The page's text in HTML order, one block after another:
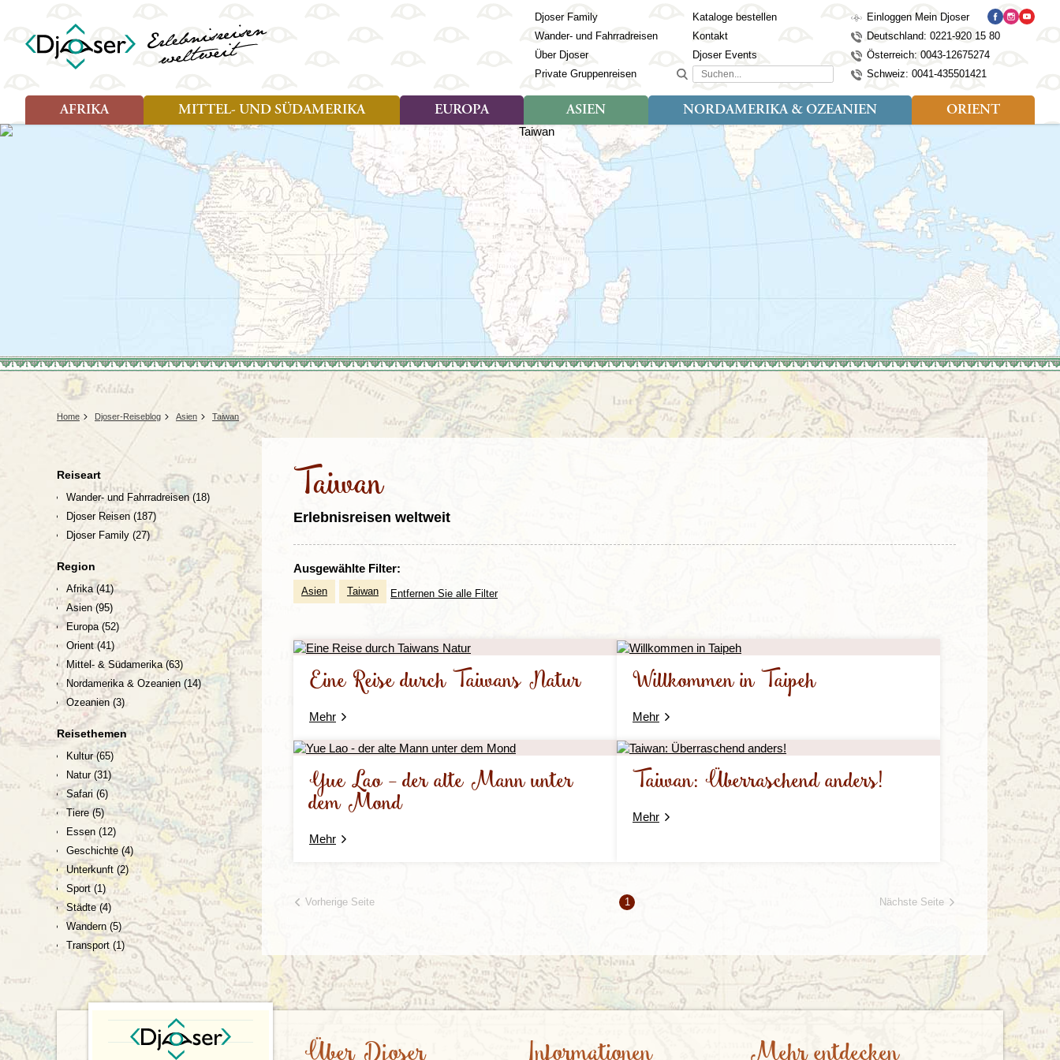
Djoser Family
Wander- und Fahrradreisen
Über Djoser
Private Gruppenreisen
Kataloge bestellen
Kontakt
Djoser Events
Suchen...
Einloggen Mein Djoser
Deutschland: 0221-920 15 80
Österreich: 0043-12675274
Schweiz: 0041-435501421
AFRIKA
Länder
Ägypten
Botswana
Eswatini (Swasiland)
Kap Verde
Kenia
Lesotho
Madagaskar
Marokko
Simbabwe
Südafrika
Tansania
Uganda
MITTEL- UND SÜDAMERIKA
Art der Reise
Djoser Reisen (13)
Djoser Family (8)
Wander- und Fahrradreisen
Argentinien
Brasilien
Chile
Costa Rica
Ecuador
Französisch Guayana
Guatemala
Guyana
Honduras
Kolumbien
Kuba
Mexiko
Peru
Suriname
EUROPA
Art der Reise
Djoser Reisen (9)
Djoser Family (3)
Wander- und Fahrradreisen
Länder
Albanien
Andorra
Armenien
Aserbaidschan
Azoren
Balkan
Baltikum
Bosnien & Herzegowina
Estland
Finnland
Georgien
Irland
Island
Italien
Kosovo
Kroatien
Türkei
Wales
ASIEN
Art der Reise
Djoser Reisen (23)
Djoser Family (12)
Wander- und Fahrradreisen
(1)
Nepal
Seidenstraße
Singapur
Sri Lanka
Südkorea
Taiwan
NORDAMERIKA & OZEANIEN
Art der Reise
Djoser Reisen (4)
Djoser Family (2)
Länder
Alaska
Australien
Kanada
Neuseeland
USA
ORIENT
Art der Reise
Djoser Family (5)
Wander- und Fahrradreisen
Länder
Ägypten
Israel
Jordanien
Marokko
Oman
Türkei
Home Djoser-Reiseblog Asien Taiwan
Taiwan
Erlebnisreisen weltweit
Ausgewählte Filter:
Asien Taiwan Entfernen Sie alle Filter
Eine Reise durch Taiwans Natur
Mehr
Willkommen in Taipeh
Mehr
Yue Lao - der alte Mann unter
dem Mond
Mehr
Taiwan: Überraschend anders!
Mehr
Vorherige Seite 1 Nächste Seite
Reiseart
Wander- und Fahrradreisen(18)
Djoser Reisen (187)
Djoser Family (27)
Region
Afrika(41)
Asien (95)
Europa (52)
Orient(41)
Mittel- & Südamerika (63)
Nordamerika & Ozeanien (14)
Ozeanien (3)
Reisethemen
Kultur(65)
Natur (31)
Safari(6)
Tiere(5)
Essen (12)
Geschichte(4)
Unterkunft (2)
Sport(1)
Städte(4)
Wandern (5)
Transport (1)